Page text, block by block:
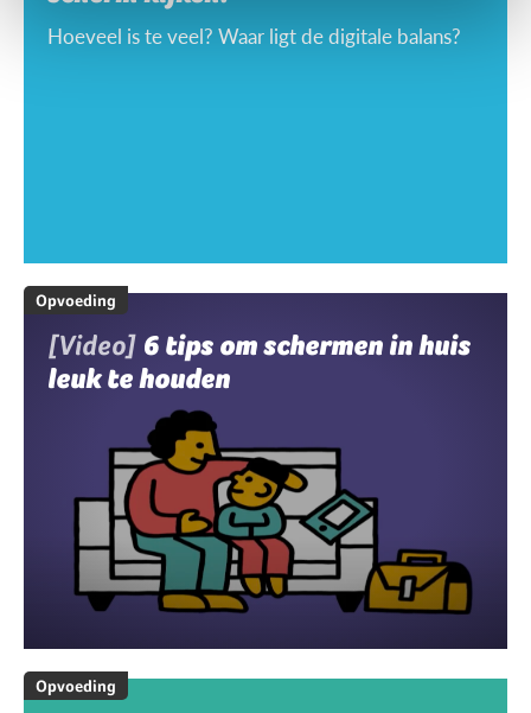
Hoeveel is te veel? Waar ligt de digitale balans?
Opvoeding
[Video] 6 tips om schermen in huis
leuk te houden
Opvoeding